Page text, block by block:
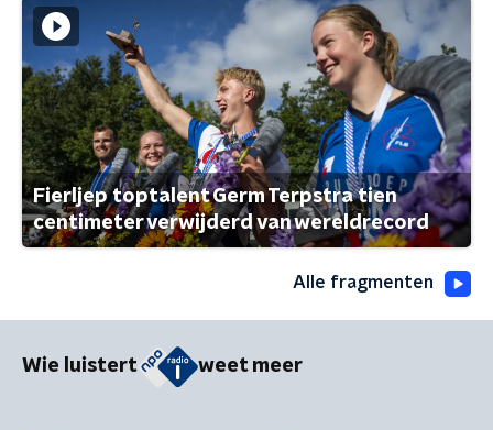
Fierljep toptalent Germ Terpstra tien
centimeter verwijderd van wereldrecord
Alle fragmenten
Wie luistert weet meer